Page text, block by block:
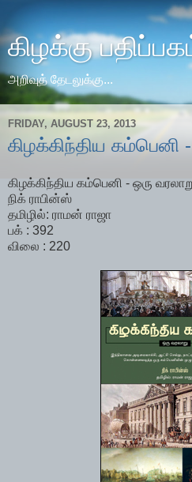
கிழக்கு
அறிவுத் தேடலுக்கு...
FRIDAY, AUGUST 23, 2013
கிழக்கிந்திய கம்பெனி
கிழக்கிந்திய கம்பெனி - ஒரு
நிக் ராபின்ஸ்
தமிழில்: ராமன் ராஜா
பக் : 392
விலை : 220